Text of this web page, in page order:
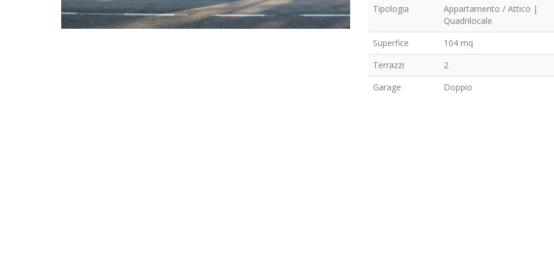
Tipologia
Appartamento / Attico |
Quadrilocale
Superfice
104 mq
Terrazzi
2
Garage
Doppio